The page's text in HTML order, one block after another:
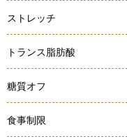
ストレッチ
トランス脂肪酸
糖質オフ
食事制限